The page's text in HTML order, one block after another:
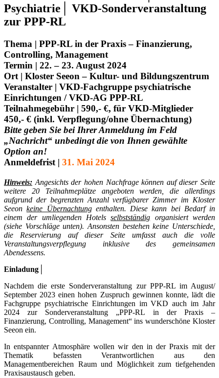
Psychiatrie│ VKD-Sonderveranstaltung
zur PPP-RL
Thema | PPP-RL in der Praxis – Finanzierung,
Controlling, Management
Termin | 22. – 23. August 2024
Ort | Kloster Seeon – Kultur- und Bildungszentrum
Veranstalter | VKD-Fachgruppe psychiatrische
Einrichtungen / VKD-AG PPP-RL
Teilnahmegebühr | 590,- €, für VKD-Mitglieder
450,- € (inkl. Verpflegung/ohne Übernachtung)
Bitte geben Sie bei Ihrer Anmeldung im Feld
„Nachricht“ unbedingt die von Ihnen gewählte
Option an!
Anmeldefrist | 31. Mai 2024
Hinweis: Angesichts der hohen Nachfrage können auf dieser Seite
weitere 20 Teilnahmeplätze angeboten werden, die allerdings
aufgrund der begrenzten Anzahl verfügbarer Zimmer im Kloster
Seeonkeine Übernachtungenthalten. Diese kann bei Bedarf in
einem der umliegenden Hotelsselbstständig organisiert werden
(siehe Vorschläge unten). Ansonsten bestehen keine Unterschiede,
die Reservierung auf dieser Seite umfasst auch die volle
Veranstaltungsverpflegung inklusive des gemeinsamen
Abendessens.
Einladung│
Nachdem die erste Sonderveranstaltung zur PPP-RL im August/
September 2023 einen hohen Zuspruch gewinnen konnte, lädt die
Fachgruppe psychiatrische Einrichtungen im VKD auch im Jahr
2024 zur Sonderveranstaltung „PPP-RL in der Praxis –
Finanzierung, Controlling, Management“ ins wunderschöne Kloster
Seeon ein.
In entspannter Atmosphäre wollen wir den in der Praxis mit der
Thematik befassten Verantwortlichen aus den
Managementbereichen Raum und Möglichkeit zum tiefgehenden
Praxisaustausch geben.